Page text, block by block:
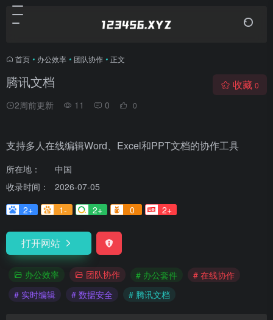
首页 • 办公效率 • 团队协作 • 正文
腾讯文档
2周前更新 11 0 0
收藏 0
支持多人在线编辑Word、Excel和PPT文档的协作工具
所在地：
中国
收录时间：
2026-07-05
2+
1- 2+ 0 2+
打开网站
办公效率 团队协作 # 办公套件
# 在线协作
# 实时编辑
# 数据安全 # 腾讯文档